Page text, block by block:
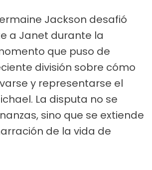
Jackson desafió
a Janet durante la
que puso de
división sobre cómo
y representarse el
La disputa no se
sino que se extiende
de la vida de